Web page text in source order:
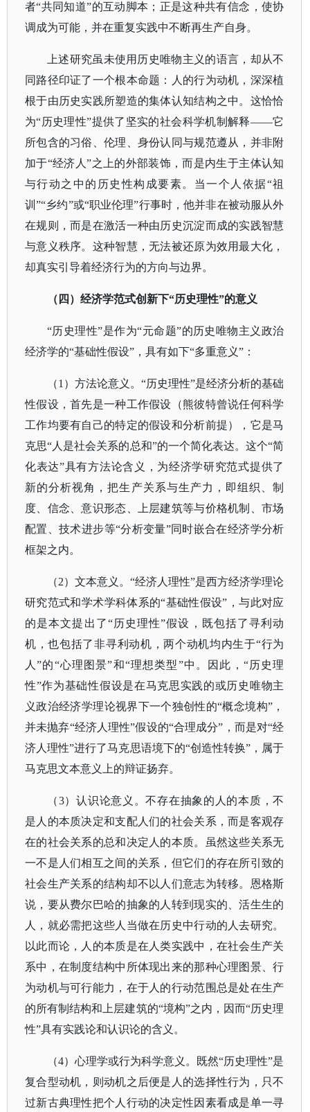
者“共同知道”的互动脚本；正是这种共有信念，使协
调成为可能，并在重复实践中不断再生产自身。
上述研究虽未使用历史唯物主义的语言，却从不
同路径印证了一个根本命题：人的行为动机，深深植
根于由历史实践所塑造的集体认知结构之中。这恰恰
为“历史理性”提供了坚实的社会科学机制解释——它
所包含的习俗、伦理、身份认同与规范遵从，并非附
加于“经济人”之上的外部装饰，而是内生于主体认知
与行动之中的历史性构成要素。当一个人依据“祖
训”“乡约”或“职业伦理”行事时，他并非在被动服从外
在规则，而是在激活一种由历史沉淀而成的实践智慧
与意义秩序。这种智慧，无法被还原为效用最大化，
却真实引导着经济行为的方向与边界。
（四）经济学范式创新下“历史理性”的意义
“历史理性”是作为“元命题”的历史唯物主义政治
经济学的“基础性假设”，具有如下“多重意义”：
（1）方法论意义。“历史理性”是经济分析的基础
性假设，首先是一种工作假设（熊彼特曾说任何科学
工作均要有自己的特定的假设和分析前提），它是马
克思“人是社会关系的总和”的一个简化表达。这个“简
化表达”具有方法论含义，为经济学研究范式提供了
新的分析视角，把生产关系与生产力，即组织、制
度、信念、意识形态、上层建筑等与价格机制、市场
配置、技术进步等“分析变量”同时嵌合在经济学分析
框架之内。
（2）文本意义。“经济人理性”是西方经济学理论
研究范式和学术学科体系的“基础性假设”，与此对应
的是本文提出了“历史理性”假设，既包括了寻利动
机，也包括了非寻利动机，两个动机均内生于“行为
人”的“心理图景”和“理想类型”中。因此，“历史理
性”作为基础性假设是在马克思实践的或历史唯物主
义政治经济学理论视界下一个独创性的“概念境构”，
并未抛弃“经济人理性”假设的“合理成分”，而是对“经
济人理性”进行了马克思语境下的“创造性转换”，属于
马克思文本意义上的辩证扬弃。
（3）认识论意义。不存在抽象的人的本质，不
是人的本质决定和支配人们的社会关系，而是客观存
在的社会关系的总和决定人的本质。虽然这些关系无
一不是人们相互之间的关系，但它们的存在所引致的
社会生产关系的结构却不以人们意志为转移。恩格斯
说，要从费尔巴哈的抽象的人转到现实的、活生生的
人，就必需把这些人当做在历史中行动的人去研究。
以此而论，人的本质是在人类实践中，在社会生产关
系中，在制度结构中所体现出来的那种心理图景、行
为动机与可行能力，在于人的行动范围总是处在生产
的所有制结构和上层建筑的“境构”之内，因而“历史理
性”具有实践论和认识论的含义。
（4）心理学或行为科学意义。既然“历史理性”是
复合型动机，则动机之后便是人的选择性行为，只不
过新古典理性把个人行动的决定性因素看成是单一寻